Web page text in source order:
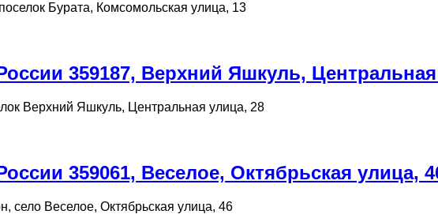
Бурата, Комсомольская улица, 13
359187, Верхний Яшкуль,
Верхний Яшкуль, Центральная улица, 28
359061, Веселое, Октябрьская улица,
село Веселое, Октябрьская улица, 46